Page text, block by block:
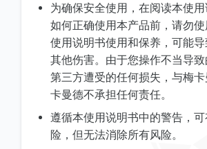
为确保安全使用，在阅读本使
如何正确使用本产品前，请勿
使用说明书使用和保养，可能
其他伤害。由于您操作不当导
第三方遭受的任何损失，与梅
卡曼德不承担任何责任。
遵循本使用说明书中的警告，
险，但无法消除所有风险。